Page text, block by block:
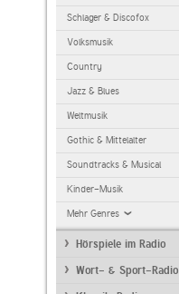
Schlager & Discofox
Volksmusik
Country
Jazz & Blues
Weltmusik
Gothic & Mittelalter
Soundtracks & Musical
Kinder-Musik
Mehr Genres
Hörspiele im Radio
Wort- & Sport-Radio